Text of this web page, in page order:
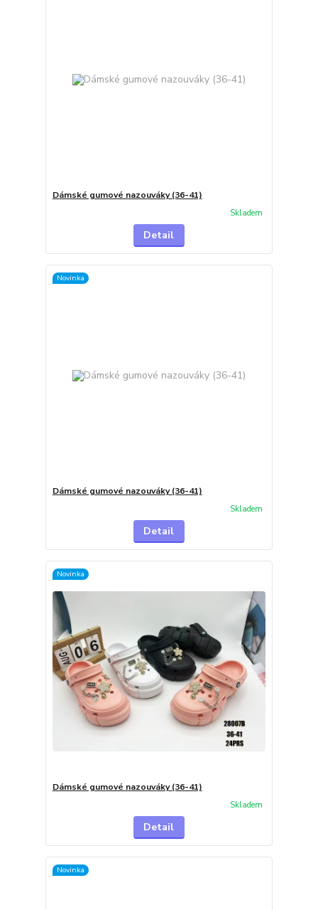
Dámské gumové nazouváky (36-41)
Skladem
Detail
Novinka
Dámské gumové nazouváky (36-41)
Skladem
Detail
Novinka
Dámské gumové nazouváky (36-41)
Skladem
Detail
Novinka